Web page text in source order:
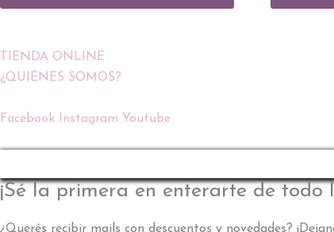
opciones
de
TIENDA ONLINE
¿QUIÉNES SOMOS?
Facebook Instagram Youtube
¡Sé la primera en enterarte de todo
¿Querés recibir mails con descuentos y novedades?